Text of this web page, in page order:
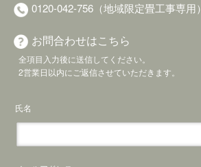
0120-042-756（地域限定畳工事専用）
お問合わせはこちら
全項目入力後に送信してください。
2営業日以内にご返信させていただきます。
氏名